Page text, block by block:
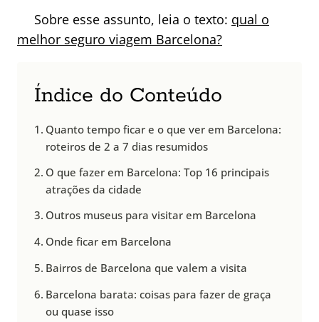
Sobre esse assunto, leia o texto: qual o
melhor seguro viagem Barcelona?
Índice do Conteúdo
Quanto tempo ficar e o que ver em Barcelona:
roteiros de 2 a 7 dias resumidos
O que fazer em Barcelona: Top 16 principais
atrações da cidade
Outros museus para visitar em Barcelona
Onde ficar em Barcelona
Bairros de Barcelona que valem a visita
Barcelona barata: coisas para fazer de graça
ou quase isso